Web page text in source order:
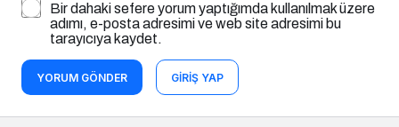
Bir dahaki sefere yorum yaptığımda kullanılmak üzere
adımı, e-posta adresimi ve web site adresimi bu
tarayıcıya kaydet.
YORUM GÖNDER GIRIŞ YAP